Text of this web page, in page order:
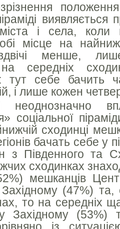
виявляється
і села,
місце на
менше,
середніх
тут себе бачить
і лише кожен
неоднозначно
соціальної
сходинці
бачать себе у
з Південного та
сходинках
мешканців
(47%) та,
то на середніх
Західному (53%)